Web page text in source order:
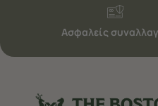
Ασφαλείς